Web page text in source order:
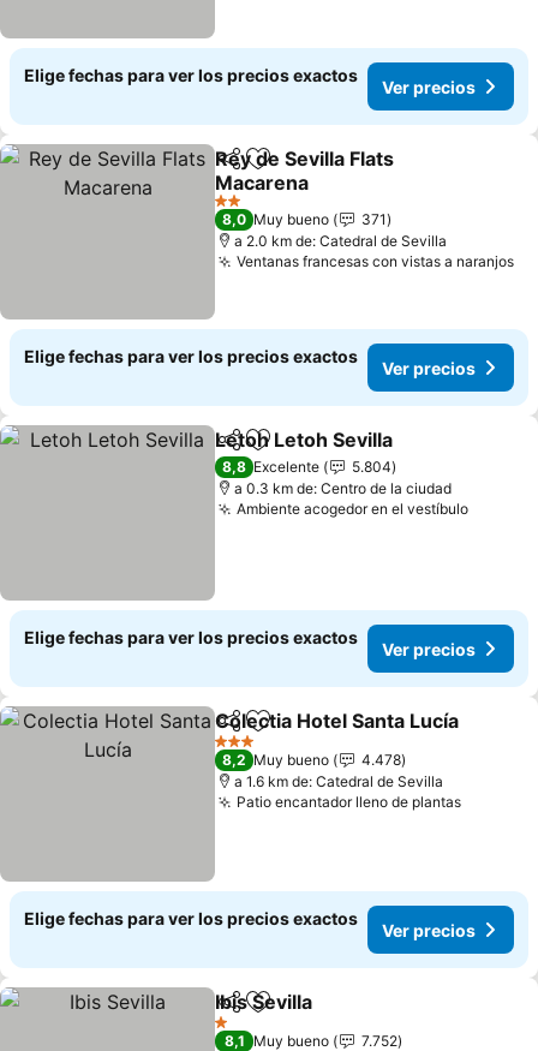
Elige fechas para ver los precios exactos
Ver precios
CompartirAgregar a favoritos
Rey de Sevilla Flats
Macarena
Ver precios
2 Estrellas
8,0 Muy bueno
371
a 2.0 km de: Catedral de Sevilla
Ventanas francesas con vistas a naranjos
Elige fechas para ver los precios exactos
Ver precios
CompartirAgregar a favoritos
Letoh Letoh Sevilla
8,8 Excelente
5.804
a 0.3 km de: Centro de la ciudad
Ambiente acogedor en el vestíbuloVer
Elige fechas para ver los precios exactos
Ver precios
CompartirAgregar a favoritos
Colectia Hotel Santa Lucía
3 Estrellas
8,2 Muy bueno
4.478
a 1.6 km de: Catedral de Sevilla
Patio encantador lleno de plantasVer
Elige fechas para ver los precios exactos
Ver precios
CompartirAgregar a favoritos
Ibis Sevilla
1 Estrellas
8,1 Muy bueno
7.752